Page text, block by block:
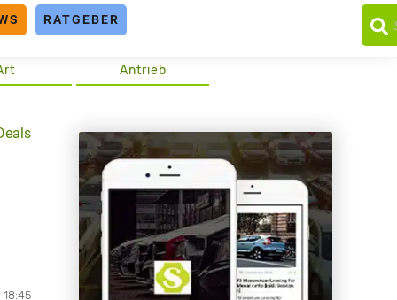
RATGEBER
Antrieb
18:45